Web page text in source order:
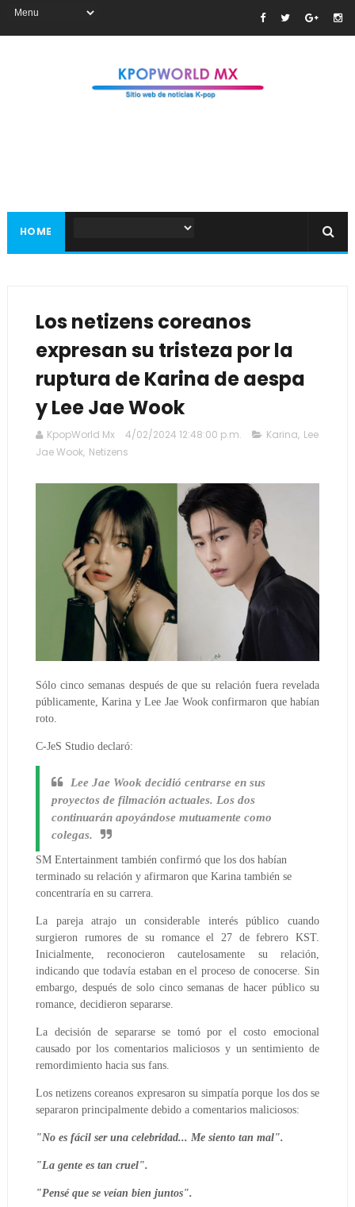
HOME
Los netizens coreanos
expresan su tristeza por la
ruptura de Karina de aespa
y Lee Jae Wook
KpopWorld Mx 4/02/2024 12:48:00 p.m. Karina, Lee
Jae Wook, Netizens
Sólo cinco semanas después de que su relación fuera revelada
públicamente, Karina y Lee Jae Wook confirmaron que habían
roto.
C-JeS Studio declaró:
Lee Jae Wook decidió centrarse en sus
proyectos de filmación actuales. Los dos
continuarán apoyándose mutuamente como
colegas.
SM Entertainment también confirmó que los dos habían
terminado su relación y afirmaron que Karina también se
concentraría en su carrera.
La pareja atrajo un considerable interés público cuando
surgieron rumores de su romance el 27 de febrero KST.
Inicialmente, reconocieron cautelosamente su relación,
indicando que todavía estaban en el proceso de conocerse. Sin
embargo, después de solo cinco semanas de hacer público su
romance, decidieron separarse.
La decisión de separarse se tomó por el costo emocional
causado por los comentarios maliciosos y un sentimiento de
remordimiento hacia sus fans.
Los netizens coreanos expresaron su simpatía porque los dos se
separaron principalmente debido a comentarios maliciosos:
"No es fácil ser una celebridad... Me siento tan mal".
"La gente es tan cruel".
"Pensé que se veían bien juntos".